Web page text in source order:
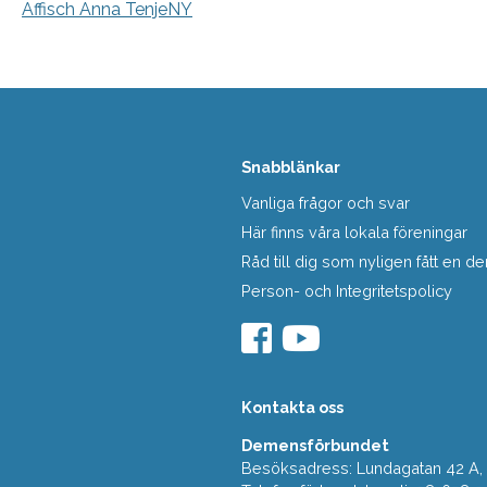
Affisch Anna TenjeNY
Snabblänkar
Vanliga frågor och svar
Här finns våra lokala föreningar
Råd till dig som nyligen fått en
Person- och Integritetspolicy
Kontakta oss
Demensförbundet
Besöksadress: Lundagatan 42 A,